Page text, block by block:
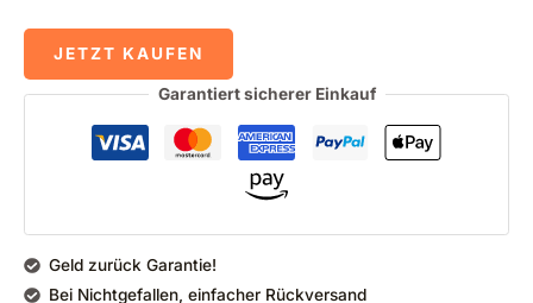
JETZT KAUFEN
Garantiert sicherer Einkauf
Geld zurück Garantie!
Bei Nichtgefallen, einfacher Rückversand